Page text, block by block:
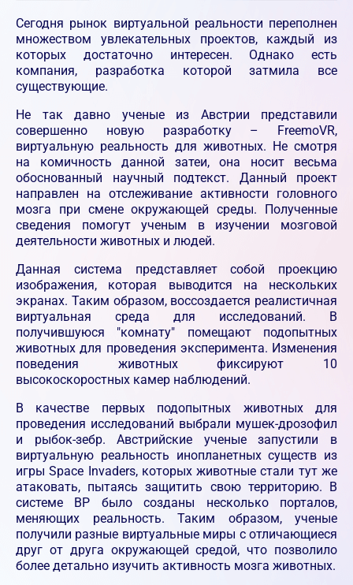
Сегодня рынок виртуальной реальности переполнен
множеством увлекательных проектов, каждый из
которых достаточно интересен. Однако есть
компания, разработка которой затмила все
существующие.
Не так давно ученые из Австрии представили
совершенно новую разработку – FreemoVR,
виртуальную реальность для животных. Не смотря
на комичность данной затеи, она носит весьма
обоснованный научный подтекст. Данный проект
направлен на отслеживание активности головного
мозга при смене окружающей среды. Полученные
сведения помогут ученым в изучении мозговой
деятельности животных и людей.
Данная система представляет собой проекцию
изображения, которая выводится на нескольких
экранах. Таким образом, воссоздается реалистичная
виртуальная среда для исследований. В
получившуюся "комнату" помещают подопытных
животных для проведения эксперимента. Изменения
поведения животных фиксируют 10
высокоскоростных камер наблюдений.
В качестве первых подопытных животных для
проведения исследований выбрали мушек-дрозофил
и рыбок-зебр. Австрийские ученые запустили в
виртуальную реальность инопланетных существ из
игры Space Invaders, которых животные стали тут же
атаковать, пытаясь защитить свою территорию. В
системе ВР было созданы несколько порталов,
меняющих реальность. Таким образом, ученые
получили разные виртуальные миры с отличающиеся
друг от друга окружающей средой, что позволило
более детально изучить активность мозга животных.